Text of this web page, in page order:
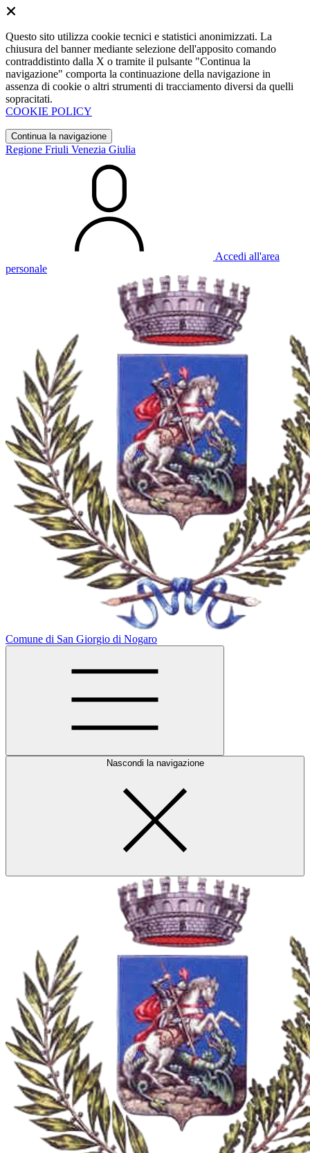
Questo sito utilizza cookie tecnici e statistici anonimizzati. La
chiusura del banner mediante selezione dell'apposito comando
contraddistinto dalla X o tramite il pulsante "Continua la
navigazione" comporta la continuazione della navigazione in
assenza di cookie o altri strumenti di tracciamento diversi da quelli
sopracitati.
COOKIE POLICY
Continua la navigazione
Regione Friuli Venezia Giulia
Accedi all'area
personale
Comune di San Giorgio di Nogaro
Nascondi la navigazione